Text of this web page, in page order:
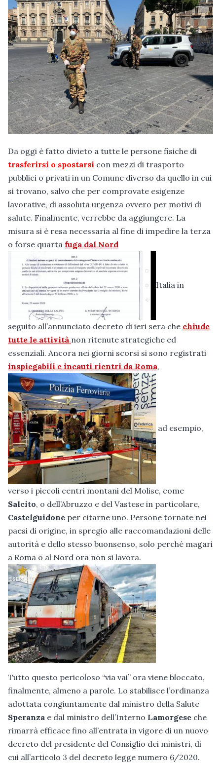
Da oggi è fatto divieto a tutte le persone fisiche di
trasferirsi o spostarsi con mezzi di trasporto
pubblici o privati in un Comune diverso da quello in cui
si trovano, salvo che per comprovate esigenze
lavorative, di assoluta urgenza ovvero per motivi di
salute. Finalmente, verrebbe da aggiungere. La
misura si è resa necessaria al fine di impedire la terza
o forse quarta fuga dal Nord
Italia in
seguito all’annunciato decreto di ieri sera che chiude
tutte le attivitànon ritenute strategiche ed
essenziali. Ancora nei giorni scorsi si sono registrati
inspiegabili e incauti rientri da Roma,
ad esempio,
verso i piccoli centri montani del Molise, come
Salcito, o dell’Abruzzo e del Vastese in particolare,
Castelguidone per citarne uno. Persone tornate nei
paesi di origine, in spregio alle raccomandazioni delle
autorità e dello stesso buonsenso, solo perché magari
a Roma o al Nord ora non si lavora.
Tutto questo pericoloso “via vai” ora viene bloccato,
finalmente, almeno a parole. Lo stabilisce l’ordinanza
adottata congiuntamente dal ministro della Salute
Speranza e dal ministro dell’Interno Lamorgese che
rimarrà efficace fino all’entrata in vigore di un nuovo
decreto del presidente del Consiglio dei ministri, di
cui all’articolo 3 del decreto legge numero 6/2020.